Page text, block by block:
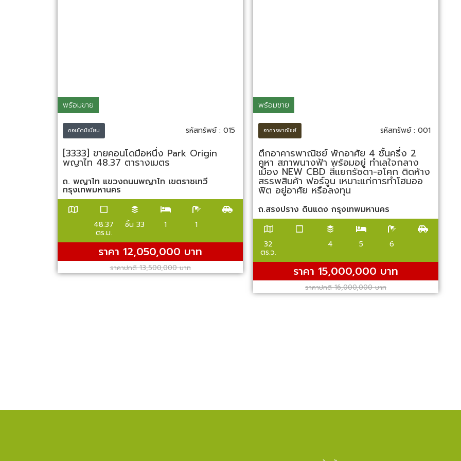
พร้อมขาย
คอนโดมิเนียม รหัสทรัพย์ : 015
[3333] ขายคอนโดมือหนึ่ง Park Origin
พญาไท 48.37 ตารางเมตร
ถ. พญาไท แขวงถนนพญาไท เขตราชเทวี
กรุงเทพมหานคร
48.37
ตร.ม.
ชั้น 33 1 1
ราคา 12,050,000 บาท
ราคาปกติ 13,500,000 บาท
พร้อมขาย
อาคารพาณิชย์ รหัสทรัพย์ : 001
ตึกอาคารพาณิชย์ พักอาศัย 4 ชั้นครึ่ง 2
คูหา สภาพนางฟ้า พร้อมอยู่ ทำเลใจกลาง
เมือง NEW CBD สี่แยกรัชดา-อโศก ติดห้าง
สรรพสินค้า ฟอร์จูน เหมาะแก่การทำโฮมออ
ฟิต อยู่อาศัย หรือลงทุน
ถ.สรงปราง ดินแดง กรุงเทพมหานคร
32
ตร.ว.
4 5 6
ราคา 15,000,000 บาท
ราคาปกติ 16,000,000 บาท